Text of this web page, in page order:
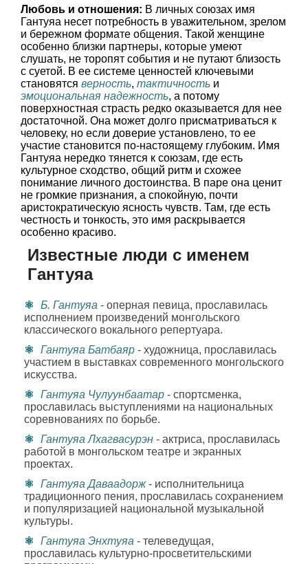
Любовь и отношения: В личных союзах имя
Гантуяа несет потребность в уважительном, зрелом
и бережном формате общения. Такой женщине
особенно близки партнеры, которые умеют
слушать, не торопят события и не путают близость
с суетой. В ее системе ценностей ключевыми
становятся верность, тактичность и
эмоциональная надежность, а потому
поверхностная страсть редко оказывается для нее
достаточной. Она может долго присматриваться к
человеку, но если доверие установлено, то ее
участие становится по-настоящему глубоким. Имя
Гантуяа нередко тянется к союзам, где есть
культурное сходство, общий ритм и схожее
понимание личного достоинства. В паре она ценит
не громкие признания, а спокойную, почти
аристократическую ясность чувств. Там, где есть
честность и тонкость, это имя раскрывается
особенно красиво.
Известные люди с именем
Гантуяа
Б. Гантуяа - оперная певица, прославилась
исполнением произведений монгольского
классического вокального репертуара.
Гантуяа Батбаяр - художница, прославилась
участием в выставках современного монгольского
искусства.
Гантуяа Чулуунбаатар - спортсменка,
прославилась выступлениями на национальных
соревнованиях по борьбе.
Гантуяа Лхагвасурэн - актриса, прославилась
работой в монгольском театре и экранных
проектах.
Гантуяа Даваадорж- исполнительница
традиционного пения, прославилась сохранением
и популяризацией национальной музыкальной
культуры.
Гантуяа Энхтуяа - телеведущая,
прославилась культурно-просветительскими